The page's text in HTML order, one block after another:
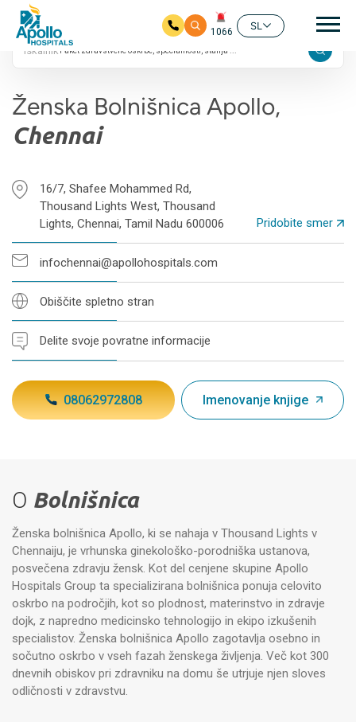
Preskoči na glavno vsebino
1066
SL
4.8 ocen na Googlu
Iskalnik
Ženska Bolnišnica Apollo,
Chennai
16/7, Shafee Mohammed Rd,
Thousand Lights West, Thousand
Lights, Chennai, Tamil Nadu 600006
Pridobite smer
infochennai@apollohospitals.com
Obiščite spletno stran
Delite svoje povratne informacije
08062972808 Imenovanje knjige
O Bolnišnica
Ženska bolnišnica Apollo, ki se nahaja v Thousand Lights v
Chennaiju, je vrhunska ginekološko-porodniška ustanova,
posvečena zdravju žensk. Kot del cenjene skupine Apollo
Hospitals Group ta specializirana bolnišnica ponuja celovito
oskrbo na področjih, kot so plodnost, materinstvo in zdravje
dojk, z napredno medicinsko tehnologijo in ekipo izkušenih
specialistov. Ženska bolnišnica Apollo zagotavlja osebno in
sočutno oskrbo v vseh fazah ženskega življenja. Več kot 300
dnevnih obiskov pri zdravniku na domu še utrjuje njen sloves
odličnosti v zdravstvu.